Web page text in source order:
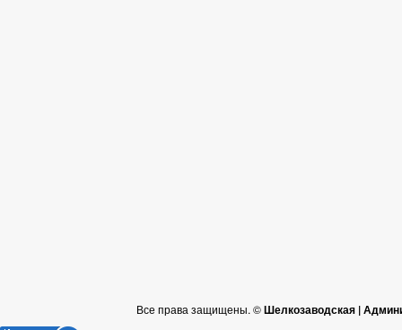
Все права защищены. ©Шелкозаводская |